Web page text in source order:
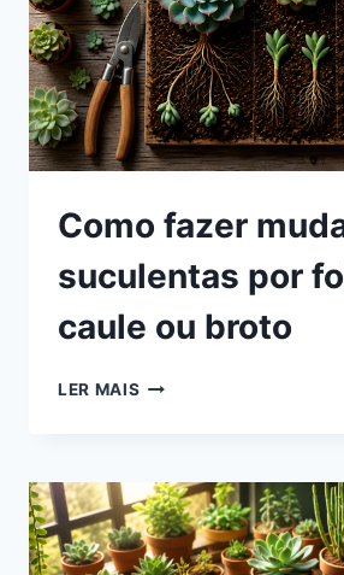
Como fazer
suculentas por
caule ou broto
LER MAIS COMO
SUCULENTAS
POR
FOLHA,
CAULE